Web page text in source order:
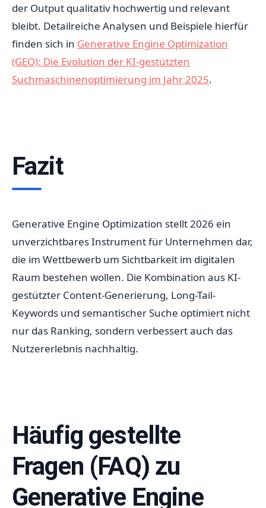
der Output qualitativ hochwertig und relevant
bleibt. Detailreiche Analysen und Beispiele hierfür
finden sich in Generative Engine Optimization
(GEO): Die Evolution der KI-gestützten
Suchmaschinenoptimierung im Jahr 2025.
Fazit
Generative Engine Optimization stellt 2026 ein
unverzichtbares Instrument für Unternehmen dar,
die im Wettbewerb um Sichtbarkeit im digitalen
Raum bestehen wollen. Die Kombination aus KI-
gestützter Content-Generierung, Long-Tail-
Keywords und semantischer Suche optimiert nicht
nur das Ranking, sondern verbessert auch das
Nutzererlebnis nachhaltig.
Häufig gestellte
Fragen (FAQ) zu
Generative Engine